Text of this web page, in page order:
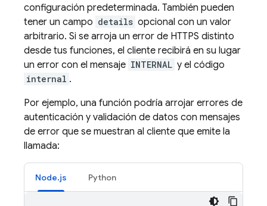
configuración predeterminada. También pueden
tener un campo details opcional con un valor
arbitrario. Si se arroja un error de HTTPS distinto
desde tus funciones, el cliente recibirá en su lugar
un error con el mensaje INTERNAL y el código
internal .
Por ejemplo, una función podría arrojar errores de
autenticación y validación de datos con mensajes
de error que se muestran al cliente que emite la
llamada:
Node.js Python